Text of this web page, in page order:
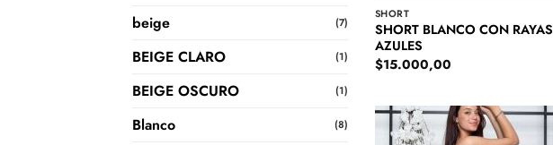
beige (7)
BEIGE CLARO (1)
BEIGE OSCURO (1)
Blanco (8)
SHORT
SHORT BLANCO CON RAYAS
AZULES
$15.000,00